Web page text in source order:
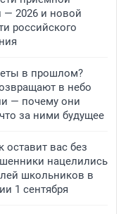
— 2026 и новой
российского
в прошлом?
в небо
— почему они
за ними будущее
оставит вас без
нацелились
школьников в
1 сентября